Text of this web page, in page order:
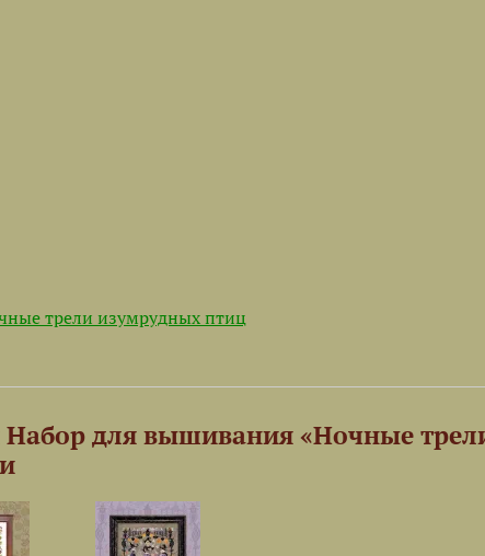
трели изумрудных птиц
для вышивания «Ночные